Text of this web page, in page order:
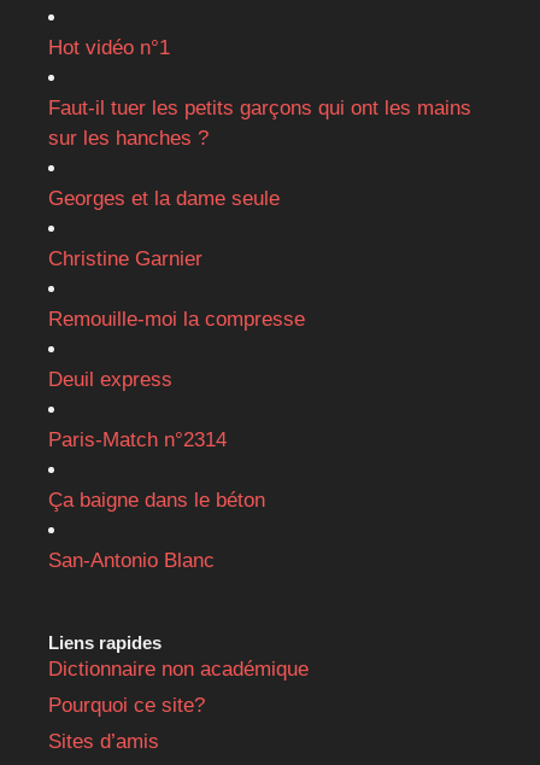
Hot vidéo n°1
Faut-il tuer les petits garçons qui ont les mains
sur les hanches ?
Georges et la dame seule
Christine Garnier
Remouille-moi la compresse
Deuil express
Paris-Match n°2314
Ça baigne dans le béton
San-Antonio Blanc
Liens rapides
Dictionnaire non académique
Pourquoi ce site?
Sites d’amis